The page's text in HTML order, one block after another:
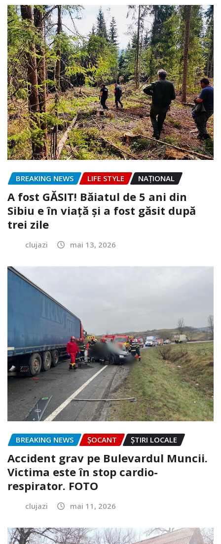
BREAKING NEWS LIFE STYLE NAŢIONAL
A fost GĂSIT! Băiatul de 5 ani din
Sibiu e în viață și a fost găsit după
trei zile
clujazi mai 13, 2026
BREAKING NEWS ȘOCANT ȘTIRI LOCALE
Accident grav pe Bulevardul Muncii.
Victima este în stop cardio-
respirator. FOTO
clujazi mai 11, 2026